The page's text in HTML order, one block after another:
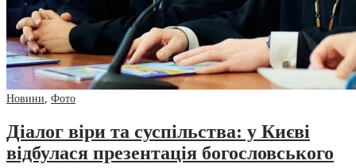
Новини Фото
Діалог віри та суспільства: у Києві
відбулася презентація богословського